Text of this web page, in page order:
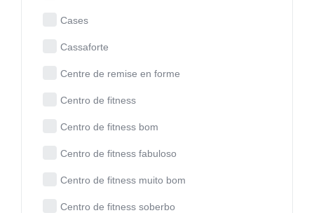
Cases
Cassaforte
Centre de remise en forme
Centro de fitness
Centro de fitness bom
Centro de fitness fabuloso
Centro de fitness muito bom
Centro de fitness soberbo